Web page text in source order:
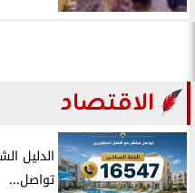
الاقتصاد
الدليل
تواصل...